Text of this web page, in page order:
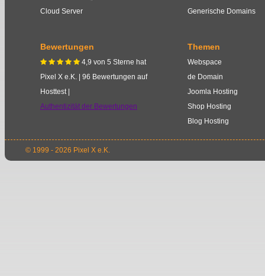
Cloud Server
Generische Domains
Bewertungen
     4,9 von 5 Sterne hat
Pixel X e.K.
96 Bewertungen auf
Hosttest |
Authentizität der Bewertungen
Themen
Webspace
de Domain
Joomla Hosting
Shop Hosting
Blog Hosting
© 1999 - 2026 Pixel X e.K.